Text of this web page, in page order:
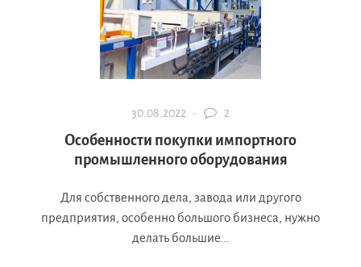
30.08.2022 · 2
Особенности покупки импортного
промышленного оборудования
Для собственного дела, завода или другого
предприятия, особенно большого бизнеса, нужно
делать большие...